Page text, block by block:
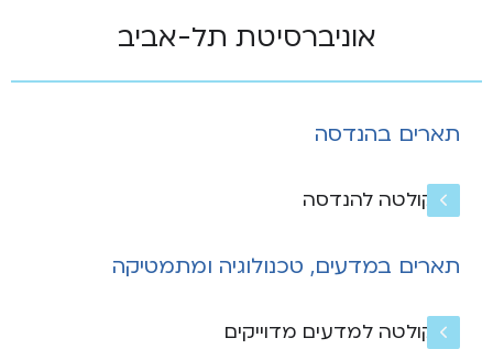
אוניברסיטת תל-אביב
תארים בהנדסה
הפקולטה להנדסה
תארים במדעים, טכנולוגיה ומתמטיקה
הפקולטה למדעים מדוייקים